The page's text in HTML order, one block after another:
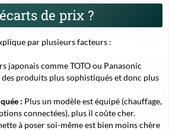
de prix ?
par plusieurs facteurs :
japonais comme TOTO ou Panasonic
produits plus sophistiqués et donc plus
: Plus un modèle est équipé (chauffage,
connectées), plus il coûte cher.
à poser soi-même est bien moins chère